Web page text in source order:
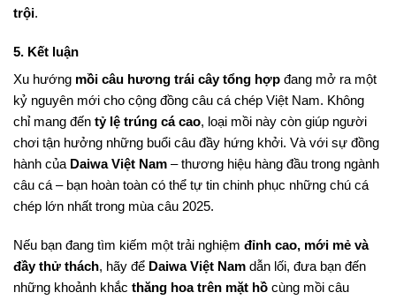
trội.
5. Kết luận
Xu hướng mồi câu hương trái cây tổng hợp đang mở ra một
kỷ nguyên mới cho cộng đồng câu cá chép Việt Nam. Không
chỉ mang đến tỷ lệ trúng cá cao, loại mồi này còn giúp người
chơi tận hưởng những buổi câu đầy hứng khởi. Và với sự đồng
hành của Daiwa Việt Nam – thương hiệu hàng đầu trong ngành
câu cá – bạn hoàn toàn có thể tự tin chinh phục những chú cá
chép lớn nhất trong mùa câu 2025.
Nếu bạn đang tìm kiếm một trải nghiệm đỉnh cao, mới mẻ và
đầy thử thách, hãy để Daiwa Việt Nam dẫn lối, đưa bạn đến
những khoảnh khắc thăng hoa trên mặt hồ cùng mồi câu